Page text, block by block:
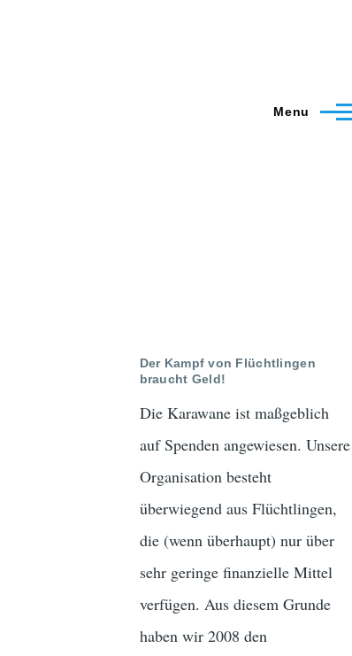
Menu
Der Kampf von Flüchtlingen
braucht Geld!
Die Karawane ist maßgeblich
auf Spenden angewiesen. Unsere
Organisation besteht
überwiegend aus Flüchtlingen,
die (wenn überhaupt) nur über
sehr geringe finanzielle Mittel
verfügen. Aus diesem Grunde
haben wir 2008 den